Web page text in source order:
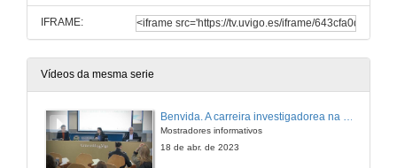
IFRAME:
Vídeos da mesma serie
Benvida. A carreira investigadorea na Uvigo no marco "HR EXCELLENCE IN RESEARCH" O itinerario académico dos estudos de doutoramento.
Mostradores informativos
18 de abr. de 2023